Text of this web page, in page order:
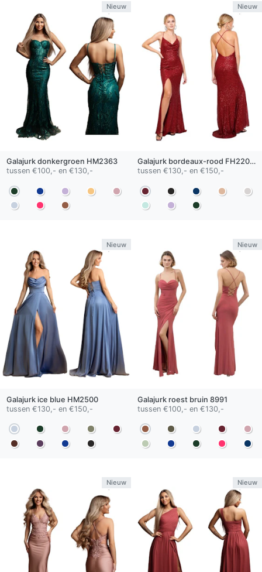
Nieuw
Galajurk donkergroen HM2363
tussen €100,- en €130,-
Nieuw
Galajurk bordeaux-rood FH22003-D
tussen €130,- en €150,-
Nieuw
Galajurk ice blue HM2500
tussen €130,- en €150,-
Nieuw
Galajurk roest bruin 8991
tussen €100,- en €130,-
Nieuw Nieuw